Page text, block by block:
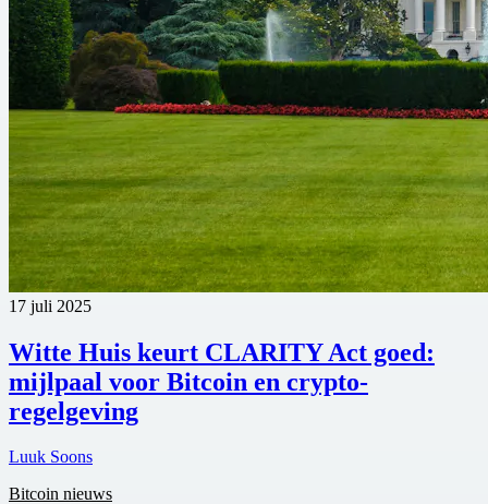
17 juli 2025
Witte Huis keurt CLARITY Act goed:
mijlpaal voor Bitcoin en crypto-
regelgeving
Luuk Soons
Bitcoin nieuws